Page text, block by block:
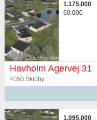
1.175.000
60.000
Havholm Agervej 31
4050 Skibby
1.095.000